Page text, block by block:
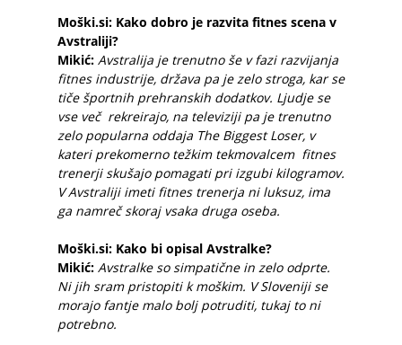
Moški.si: Kako dobro je razvita fitnes scena v
Avstraliji?
Mikić: Avstralija je trenutno še v fazi razvijanja
fitnes industrije, država pa je zelo stroga, kar se
tiče športnih prehranskih dodatkov. Ljudje se
vse več rekreirajo, na televiziji pa je trenutno
zelo popularna oddaja The Biggest Loser, v
kateri prekomerno težkim tekmovalcem fitnes
trenerji skušajo pomagati pri izgubi kilogramov.
V Avstraliji imeti fitnes trenerja ni luksuz, ima
ga namreč skoraj vsaka druga oseba.
Moški.si: Kako bi opisal Avstralke?
Mikić: Avstralke so simpatične in zelo odprte.
Ni jih sram pristopiti k moškim. V Sloveniji se
morajo fantje malo bolj potruditi, tukaj to ni
potrebno.